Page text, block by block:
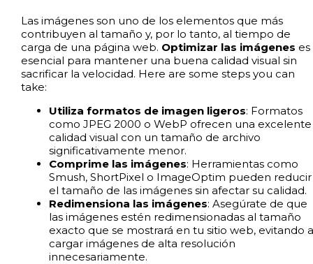
Las imágenes son uno de los elementos que más
contribuyen al tamaño y, por lo tanto, al tiempo de
carga de una página web. Optimizar las imágenes es
esencial para mantener una buena calidad visual sin
sacrificar la velocidad. Here are some steps you can
take:
Utiliza formatos de imagen ligeros: Formatos
como JPEG 2000 o WebP ofrecen una excelente
calidad visual con un tamaño de archivo
significativamente menor.
Comprime las imágenes: Herramientas como
Smush, ShortPixel o ImageOptim pueden reducir
el tamaño de las imágenes sin afectar su calidad.
Redimensiona las imágenes: Asegúrate de que
las imágenes estén redimensionadas al tamaño
exacto que se mostrará en tu sitio web, evitando
cargar imágenes de alta resolución
innecesariamente.